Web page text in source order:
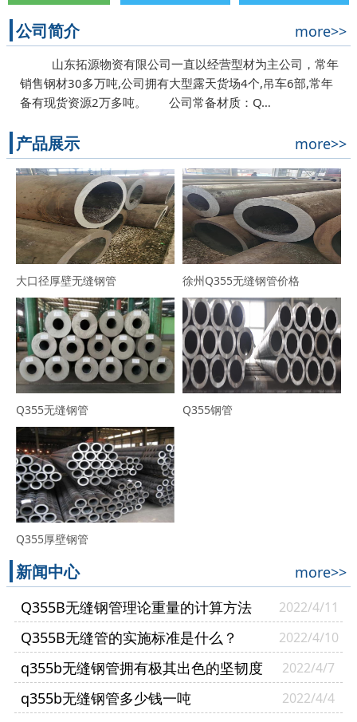
公司简介 more>>
山东拓源物资有限公司一直以经营型材为主公司，常年
销售钢材30多万吨,公司拥有大型露天货场4个,吊车6部,常年
备有现货资源2万多吨。 公司常备材质：Q…
产品展示 more>>
大口径厚壁无缝钢管 徐州Q355无缝钢管价格
Q355无缝钢管 Q355钢管
Q355厚壁钢管
新闻中心
more>>
Q355B无缝钢管理论重量的计算方法
2022/4/11
Q355B无缝管的实施标准是什么？ 2022/4/10
q355b无缝钢管拥有极其出色的坚韧度 2022/4/7
q355b无缝钢管多少钱一吨 2022/4/4